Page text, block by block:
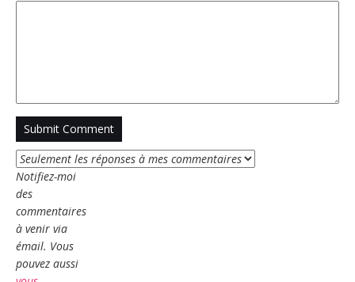
Notifiez-moi
des
commentaires
à venir via
émail. Vous
pouvez aussi